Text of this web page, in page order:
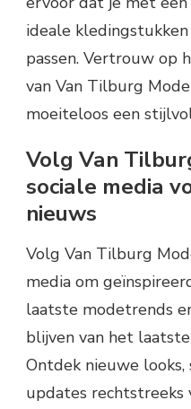
ideale
passen. Vertrouw op
van Van Tilburg
moeiteloos een
Volg Van
sociale media
nieuws
Volg Van Tilburg
media om
laatste modetrends
blijven van het
Ontdek nieuwe
updates rechtstreeks